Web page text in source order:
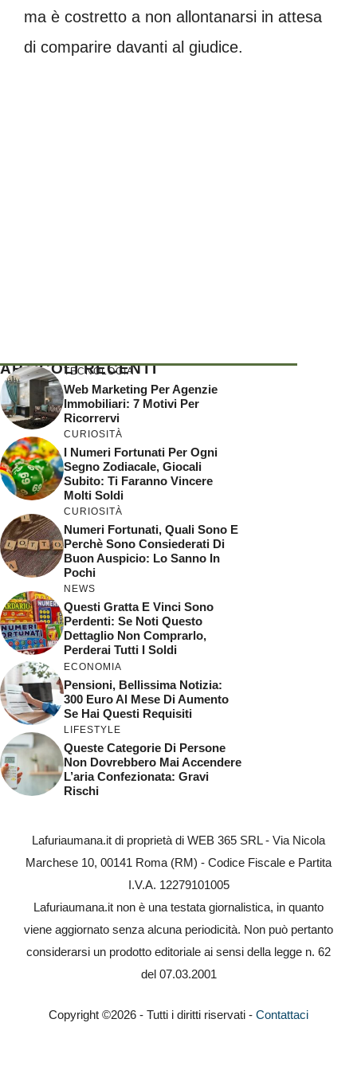
ma è costretto a non allontanarsi in attesa
di comparire davanti al giudice.
ARTICOLI RECENTI
TECNOLOGIA
Web Marketing Per Agenzie
Immobiliari: 7 Motivi Per
Ricorrervi
CURIOSITÀ
I Numeri Fortunati Per Ogni
Segno Zodiacale, Giocali
Subito: Ti Faranno Vincere
Molti Soldi
CURIOSITÀ
Numeri Fortunati, Quali Sono E
Perchè Sono Consiederati Di
Buon Auspicio: Lo Sanno In
Pochi
NEWS
Questi Gratta E Vinci Sono
Perdenti: Se Noti Questo
Dettaglio Non Comprarlo,
Perderai Tutti I Soldi
ECONOMIA
Pensioni, Bellissima Notizia:
300 Euro Al Mese Di Aumento
Se Hai Questi Requisiti
LIFESTYLE
Queste Categorie Di Persone
Non Dovrebbero Mai Accendere
L’aria Confezionata: Gravi
Rischi
Lafuriaumana.it di proprietà di WEB 365 SRL - Via Nicola
Marchese 10, 00141 Roma (RM) - Codice Fiscale e Partita
I.V.A. 12279101005
Lafuriaumana.it non è una testata giornalistica, in quanto
viene aggiornato senza alcuna periodicità. Non può pertanto
considerarsi un prodotto editoriale ai sensi della legge n. 62
del 07.03.2001
Copyright ©2026 - Tutti i diritti riservati - Contattaci